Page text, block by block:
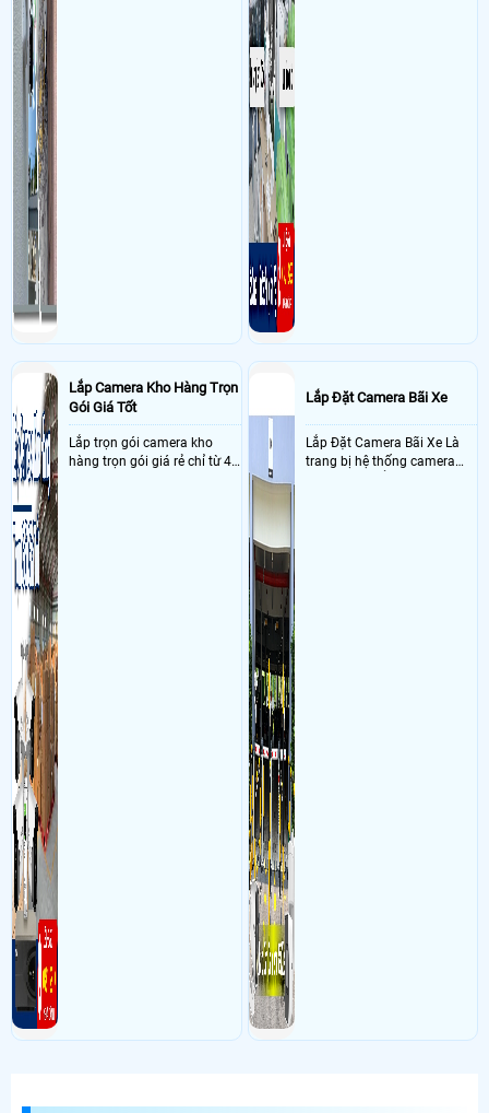
mạng tháng tám,nhiêu lộc,hcm Sử dụngDịch vụ camera quan sát
2CD1021G2-LIU
Lắp Camera Kho Hàng Trọn
Gói Giá Tốt
Lắp trọn gói camera kho
hàng trọn gói giá rẻ chỉ từ 4
Lắp Đặt Camera Bãi Xe
Lắp Đặt Camera Bãi Xe Là
trang bị hệ thống camera